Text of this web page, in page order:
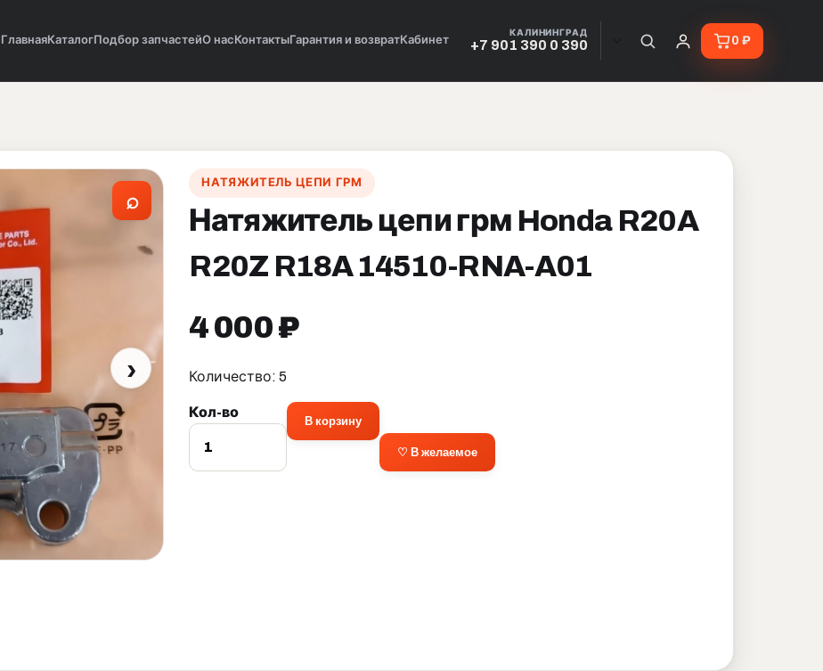
ГлавнаяКаталогПодбор запчастейО нас КонтактыГарантия и возвратКабинет
КАЛИНИНГРАД
+7 901 390 0 390 0 ₽
⌕
›
НАТЯЖИТЕЛЬ ЦЕПИ ГРМ
Натяжитель цепи грм Honda R20A
R20Z R18A 14510-RNA-A01
4 000 ₽
Количество: 5
Кол-во
В корзину
♡ В желаемое